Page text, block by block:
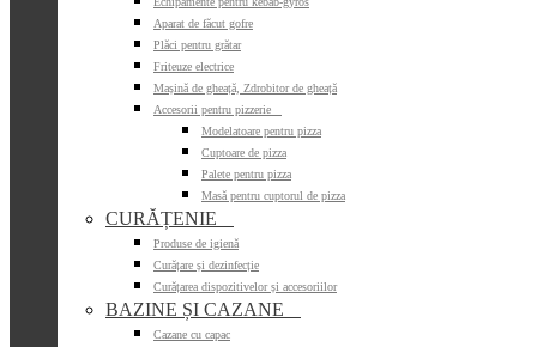
Aparat de făcut gofre
Plăci pentru grătar
Friteuze electrice
Mașină de gheață, Zdrobitor de gheață
Accesorii pentru pizzerie
Modelatoare pentru pizza
Cuptoare de pizza
Palete pentru pizza
Masă pentru cuptorul de pizza
CURĂȚENIE
Produse de igienă
Curățare și dezinfecție
Curățarea dispozitivelor și accesoriilor
BAZINE ȘI CAZANE
Cazane cu capac